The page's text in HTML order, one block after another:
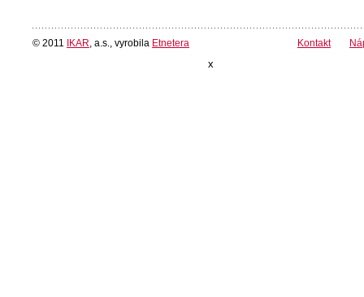
© 2011 IKAR , a.s., vyrobila Etnetera Kontakt
x